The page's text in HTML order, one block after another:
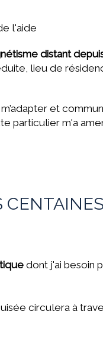
l'aide
distant
lieu de
et
particulier m'a
dont j'ai besoin
circulera à